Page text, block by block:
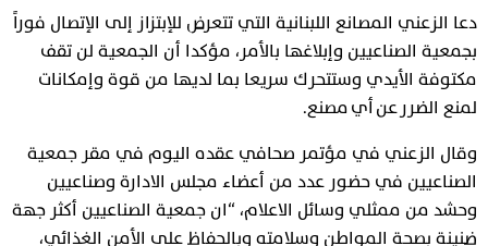
دعا الزعني المصانع اللبنانية التي تتعرض للإبتزاز إلى الإتصال فوراً
بجمعية الصناعيين وإبلاغها بالأمر، مؤكدا أن الجمعية لن تقف
مكتوفة الأيدي وستتحرك سريعا بما لديها من قوة وإمكانات
لمنع الضرر عن أي مصنع.
وقال الزعني في مؤتمر صحافي عقده اليوم في مقر جمعية
الصناعيين في حضور عدد من أعضاء مجلس الادارة وصناعيين
وحشد من ممثلي وسائل الاعلام، “ان جمعية الصناعيين أكثر جهة
ضنينة بصحة المواطن وسلامته وبالحفاظ على الأمن الغذائي،